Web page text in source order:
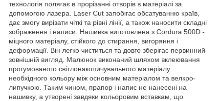
технологія полягає в прорізанні отворів в матеріалі за
допомогою лазера. Laser Cut запобігає обсатуванню країв,
дає змогу вирізати чіткі та рівні лінії, а також наносити складні
зображення і написи. Нашивка виготовлена з Cordura 500D -
міцного матеріалу, стійкого до стирання, вигоряння і
деформації. Він легко чиститься та довго зберігає первинний
зовнішній вигляд. Малюнок виконаний шляхом вклеювання
прогумованого світлонакопичувального матеріалу
необхідного кольору між основним матеріалом та велкро-
липучкою. Таким чином, прапор і напис не нанесені на
нашивку, а утворені завдяки кольоровим вставкам, що